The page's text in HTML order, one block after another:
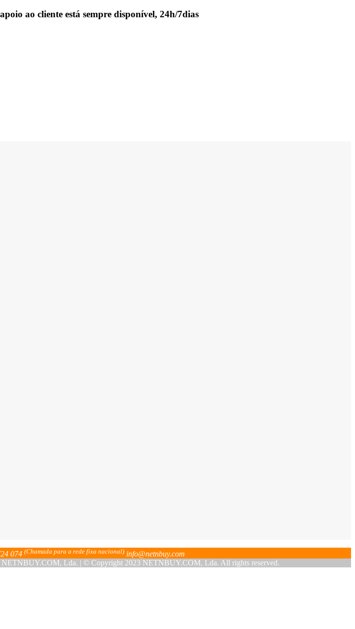
ao cliente está sempre disponível, 24h/7dias
074 (Chamada para a rede fixa nacional) info@netnbuy.com
Lda. | © Copyright 2023 NETNBUY.COM, Lda. All rights reserved.